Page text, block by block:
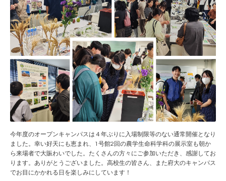
今年度のオープンキャンパスは４年ぶりに入場制限等のない通常開催となり
ました。幸い好天にも恵まれ、1号館2回の農学生命科学科の展示室も朝か
ら来場者で大賑わいでした。たくさんの方々にご参加いただき、感謝してお
ります。ありがとうございました。高校生の皆さん、また府大のキャンパス
でお目にかかれる日を楽しみにしています！